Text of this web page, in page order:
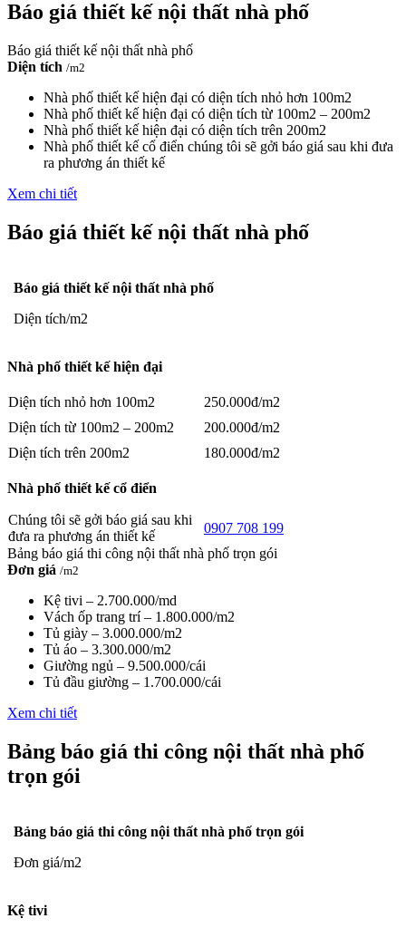
Báo giá thiết kế nội thất nhà phố
Báo giá thiết kế nội thất nhà phố
Diện tích /m2
Nhà phố thiết kế hiện đại có diện tích nhỏ hơn 100m2
Nhà phố thiết kế hiện đại có diện tích từ 100m2 – 200m2
Nhà phố thiết kế hiện đại có diện tích trên 200m2
Nhà phố thiết kế cổ điển chúng tôi sẽ gởi báo giá sau khi đưa
ra phương án thiết kế
Xem chi tiết
Báo giá thiết kế nội thất nhà phố
Báo giá thiết kế nội thất nhà phố
Diện tích/m2
Nhà phố thiết kế hiện đại
Diện tích nhỏ hơn 100m2
250.000đ/m2
Diện tích từ 100m2 – 200m2
200.000đ/m2
Diện tích trên 200m2
180.000đ/m2
Nhà phố thiết kế cổ điển
Chúng tôi sẽ gởi báo giá sau khi
đưa ra phương án thiết kế
0907 708 199
Bảng báo giá thi công nội thất nhà phố trọn gói
Đơn giá /m2
Kệ tivi – 2.700.000/md
Vách ốp trang trí – 1.800.000/m2
Tủ giày – 3.000.000/m2
Tủ áo – 3.300.000/m2
Giường ngủ – 9.500.000/cái
Tủ đầu giường – 1.700.000/cái
Xem chi tiết
Bảng báo giá thi công nội thất nhà phố
trọn gói
Bảng báo giá thi công nội thất nhà phố trọn gói
Đơn giá/m2
Kệ tivi